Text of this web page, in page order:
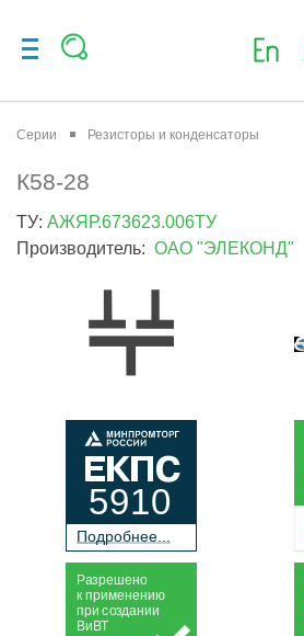
Серии Резисторы и конденсаторы
К58-28
ТУ: АЖЯР.673623.006ТУ
Производитель: ОАО "ЭЛЕКОНД"
Подробнее...
5910
Разрешено
к применению
присоздании
Ви ВТ